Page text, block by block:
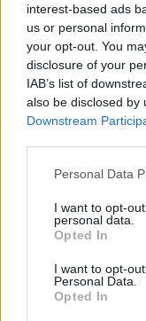
interest-based ads
us or personal
your opt-out. You
disclosure of your
IAB’s list of
also be disclosed by
Downstream
Personal Data
I want to opt-
personal data.
Opted In
I want to opt-
Personal Data.
Opted In
3
UUTISET
Työnantaja
ei